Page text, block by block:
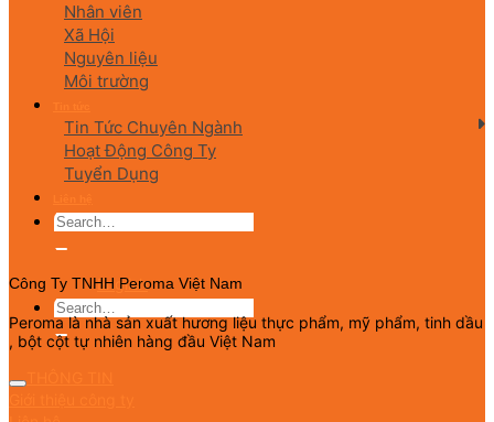
Nhân viên
Xã Hội
Nguyên liệu
Môi trường
Tin Tức Chuyên Ngành
Hoạt Động Công Ty
Tuyển Dụng
English
Công Ty TNHH Peroma Việt Nam
Peroma là nhà sản xuất hương liệu thực phẩm, mỹ phẩm, tinh dầu
, bột cột tự nhiên hàng đầu Việt Nam